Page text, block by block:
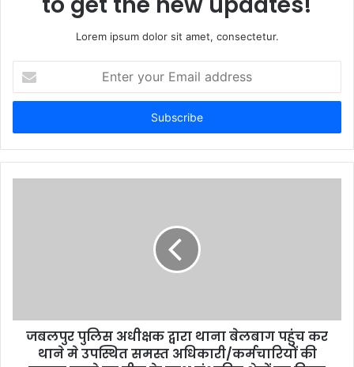
Lorem ipsum dolor sit amet, consectetur.
t
r
y
जबलपुर पुलिस अधीक्षक द्वारा थाना बेलबाग पहुंच कर
थाने मे उपस्थित समस्त अधिकारी/कर्मचारियों की